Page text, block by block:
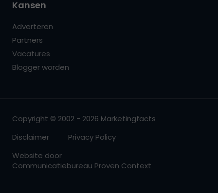
Kansen
Adverteren
Partners
Vacatures
Blogger worden
Copyright © 2002 - 2026 Marketingfacts
Disclaimer
Privacy Policy
Website door
Communicatiebureau Proven Context